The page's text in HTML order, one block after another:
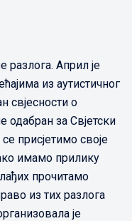
разлога. Април је
из аутистичног
свјесности о
одабран за Свјетски
присјетимо своје
имамо прилику
прочитамо
из тих разлога
је